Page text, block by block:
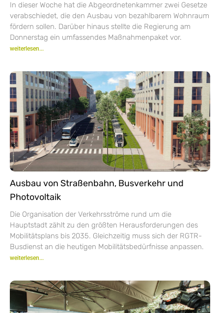
In dieser Woche hat die Abgeordnetenkammer zwei Gesetze
verabschiedet, die den Ausbau von bezahlbarem Wohnraum
fördern sollen. Darüber hinaus stellte die Regierung am
Donnerstag ein umfassendes Maßnahmenpaket vor.
weiterlesen...
Ausbau von Straßenbahn, Busverkehr und
Photovoltaik
Die Organisation der Verkehrsströme rund um die
Hauptstadt zählt zu den größten Herausforderungen des
Mobilitätsplans bis 2035. Gleichzeitig muss sich der RGTR-
Busdienst an die heutigen Mobilitätsbedürfnisse anpassen.
weiterlesen...